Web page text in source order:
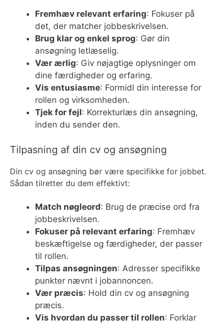
Fremhæv relevant erfaring: Fokuser på
det, der matcher jobbeskrivelsen.
Brug klar og enkel sprog: Gør din
ansøgning letlæselig.
Vær ærlig: Giv nøjagtige oplysninger om
dine færdigheder og erfaring.
Vis entusiasme: Formidl din interesse for
rollen og virksomheden.
Tjek for fejl: Korrekturlæs din ansøgning,
inden du sender den.
Tilpasning af din cv og ansøgning
Din cv og ansøgning bør være specifikke for jobbet.
Sådan tilretter du dem effektivt:
Match nøgleord: Brug de præcise ord fra
jobbeskrivelsen.
Fokuser på relevant erfaring: Fremhæv
beskæftigelse og færdigheder, der passer
til rollen.
Tilpas ansøgningen: Adresser specifikke
punkter nævnt i jobannoncen.
Vær præcis: Hold din cv og ansøgning
præcis.
Vis hvordan du passer til rollen: Forklar